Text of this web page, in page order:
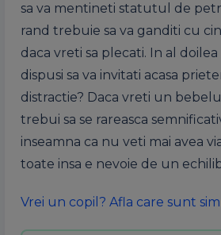
sa va mentineti statutul de
rand trebuie sa va ganditi cu
daca vreti sa plecati. In al
dispusi sa va invitati acasa
distractie? Daca vreti un
trebui sa se rareasca
inseamna ca nu veti mai avea
toate insa e nevoie de un
Vrei un copil? Afla care sunt